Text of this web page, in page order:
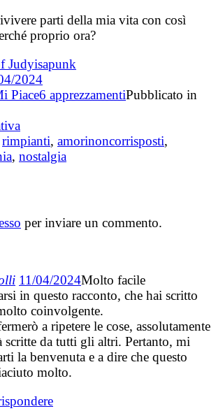
parti della mia vita con così
proprio ora?
2024
Piace6 apprezzamentiPubblicato in
rimpianti, amorinoncorrisposti,
, nostalgia
per inviare un commento.
11/04/2024Molto facile
in questo racconto, che hai scritto
coinvolgente.
a ripetere le cose, assolutamente
scritte da tutti gli altri. Pertanto, mi
la benvenuta e a dire che questo
molto.